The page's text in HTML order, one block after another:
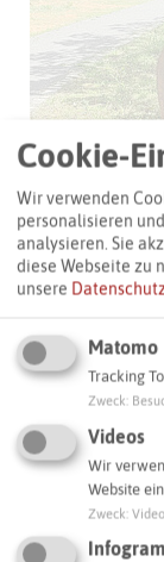
Cookie-
Wir verwenden
personalisieren
analysieren. Sie
diese Webseite zu
unsere
Matomo
Tracking
Zweck
Videos
Wir
Website
Zweck
Infogram